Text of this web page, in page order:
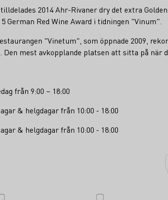
2014 Ahr-Rivaner dry det extra
German Red Wine Award i tidningen "Vinum".
"Vinetum", som öppnade 2009,
Den mest avkopplande platsen att sitta på när
från 9:00 – 18:00
& helgdagar från 10:00 - 18:00
& helgdagar från 10:00 - 18:00